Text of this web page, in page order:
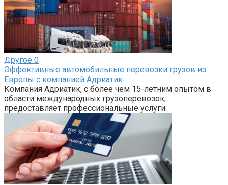
Другое 0
Эффективные автомобильные перевозки грузов из
Европы с компанией Адриатик
Компания Адриатик, с более чем 15-летним опытом в
области международных грузоперевозок,
предоставляет профессиональные услуги